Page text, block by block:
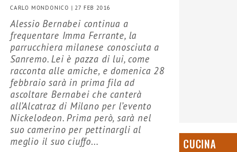
CARLO MONDONICO |27 FEB 2016
Alessio Bernabei continua a
frequentare Imma Ferrante, la
parrucchiera milanese conosciuta a
Sanremo. Lei è pazza di lui, come
racconta alle amiche, e domenica 28
febbraio sarà in prima fila ad
ascoltare Bernabei che canterà
all’Alcatraz di Milano per l’evento
Nickelodeon. Prima però, sarà nel
suo camerino per pettinargli al
meglio il suo ciuffo...
CUCINA